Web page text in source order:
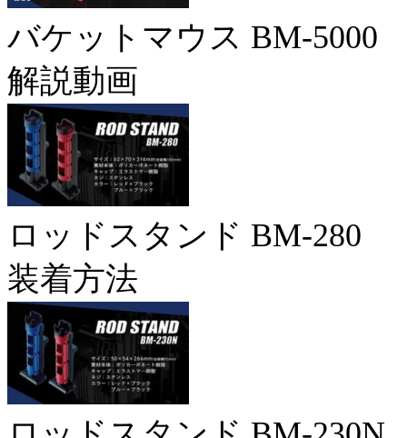
バケットマウス BM-5000
解説動画
ロッドスタンド BM-280
装着方法